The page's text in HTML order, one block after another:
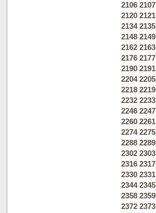
2106 2107
2120 2121
2134 2135
2148 2149
2162 2163
2176 2177
2190 2191
2204 2205
2218 2219
2232 2233
2246 2247
2260 2261
2274 2275
2288 2289
2302 2303
2316 2317
2330 2331
2344 2345
2358 2359
2372 2373